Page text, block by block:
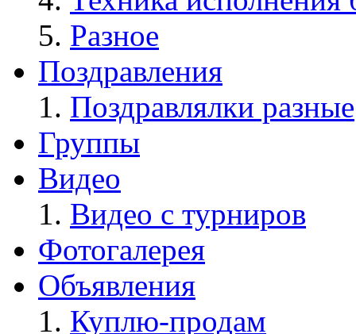
Разное
Поздравления
Поздравлялки разные
Группы
Видео
Видео с турниров
Фотогалерея
Объявления
Куплю-продам